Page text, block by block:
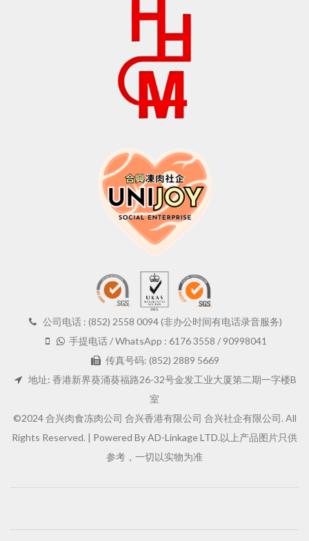
公司电话 : (852) 2558 0094 (非办公时间有电话录音服务)
手提电话 / WhatsApp : 6176 3558 / 90998041
传真号码: (852) 2889 5669
地址: 香港新界葵涌葵福路26-32号金发工业大厦第二期一字楼B
室
©2024 合兴肉食冻肉公司 合兴香港有限公司 合兴社企有限公司. All
Rights Reserved. | Powered By AD-Linkage LTD.以上产品图片只供
参考，一切以实物为准